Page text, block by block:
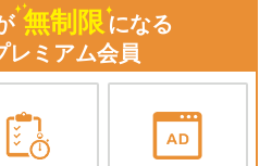
無制限になる
ミアム会員